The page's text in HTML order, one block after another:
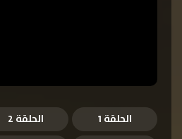
الحلقة 1 الحلقة 2